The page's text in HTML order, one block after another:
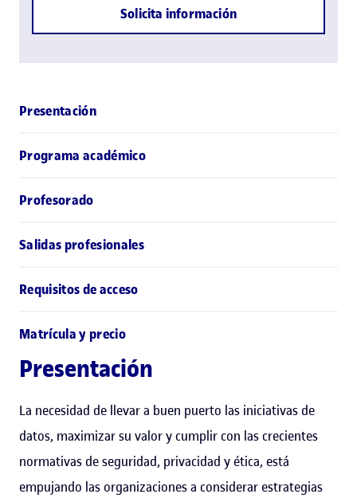
Solicita información
Presentación
Programa académico
Profesorado
Salidas profesionales
Requisitos de acceso
Matrícula y precio
Presentación
La necesidad de llevar a buen puerto las iniciativas de
datos, maximizar su valor y cumplir con las crecientes
normativas de seguridad, privacidad y ética, está
empujando las organizaciones a considerar estrategias